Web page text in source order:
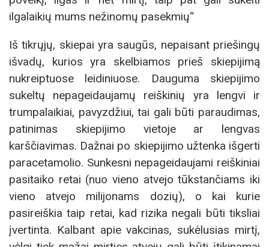
ilgalaikių mums nežinomų pasekmių“
Iš tikrųjų, skiepai yra saugūs, nepaisant priešingų
išvadų, kurios yra skelbiamos prieš skiepijimą
nukreiptuose leidiniuose. Dauguma skiepijimo
sukeltų nepageidaujamų reiškinių yra lengvi ir
trumpalaikiai, pavyzdžiui, tai gali būti paraudimas,
patinimas skiepijimo vietoje ar lengvas
karščiavimas. Dažnai po skiepijimo užtenka išgerti
paracetamolio. Sunkesni nepageidaujami reiškiniai
pasitaiko retai (nuo vieno atvejo tūkstančiams iki
vieno atvejo milijonams dozių), o kai kurie
pasireiškia taip retai, kad rizika negali būti tiksliai
įvertinta. Kalbant apie vakcinas, sukėlusias mirtį,